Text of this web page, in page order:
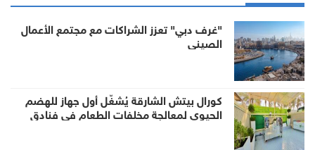
"غرف دبي" تعزز الشراكات مع مجتمع الأعمال
الصيني
كورال بيتش الشارقة يُشغّل أول جهاز للهضم
الحيوي لمعالجة مخلفات الطعام في فنادق